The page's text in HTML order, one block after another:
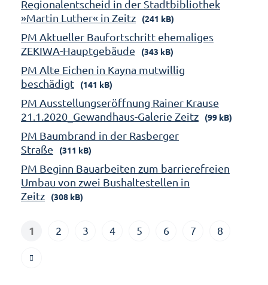
Regionalentscheid in der Stadtbibliothek
»Martin Luther« in Zeitz
(241 kB)
PM Aktueller Baufortschritt ehemaliges
ZEKIWA-Hauptgebäude
(343 kB)
PM Alte Eichen in Kayna mutwillig
beschädigt
(141 kB)
PM Ausstellungseröffnung Rainer Krause
21.1.2020_Gewandhaus-Galerie Zeitz
(99 kB)
PM Baumbrand in der Rasberger
Straße
(311 kB)
PM Beginn Bauarbeiten zum barrierefreien
Umbau von zwei Bushaltestellen in
Zeitz
(308 kB)
1 2 3 4 5 6 7 8